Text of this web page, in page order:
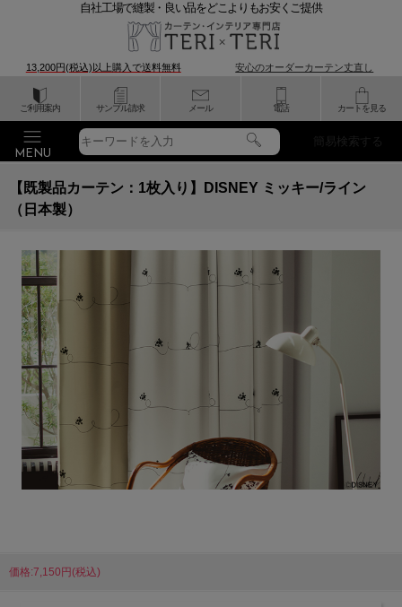
ご利用案内 サンプル請求 メール 電話 カートを見る
自社工場で縫製・良い品をどこよりもお安くご提供
13,200円(税込)以上購入で送料無料 安心のオーダーカーテン丈直し
簡易検索する
【既製品カーテン：1枚入り】DISNEY ミッキー/ライン
（日本製）
価格:7,150円(税込)